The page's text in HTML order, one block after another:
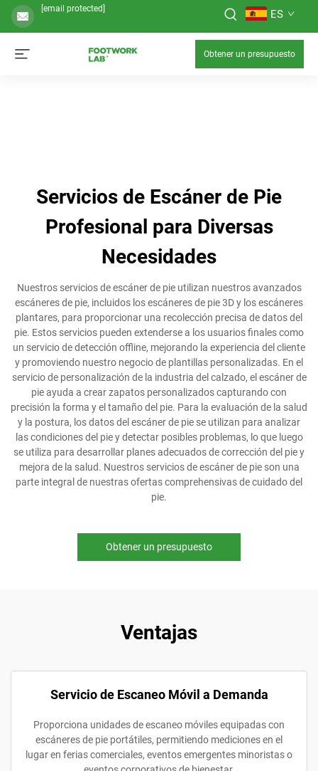
[email protected] ES
Obtener un presupuesto
Servicios de Escáner de Pie
Profesional para Diversas
Necesidades
Nuestros servicios de escáner de pie utilizan nuestros avanzados
escáneres de pie, incluidos los escáneres de pie 3D y los escáneres
plantares, para proporcionar una recolección precisa de datos del
pie. Estos servicios pueden extenderse a los usuarios finales como
un servicio de detección offline, mejorando la experiencia del cliente
y promoviendo nuestro negocio de plantillas personalizadas. En el
servicio de personalización de la industria del calzado, el escáner de
pie ayuda a crear zapatos personalizados capturando con
precisión la forma y el tamaño del pie. Para la evaluación de la salud
y la postura, los datos del escáner de pie se utilizan para analizar
las condiciones del pie y detectar posibles problemas, lo que luego
se utiliza para desarrollar planes adecuados de corrección del pie y
mejora de la salud. Nuestros servicios de escáner de pie son una
parte integral de nuestras ofertas comprehensivas de cuidado del
pie.
Obtener un presupuesto
Ventajas
Servicio de Escaneo Móvil a Demanda
Proporciona unidades de escaneo móviles equipadas con
escáneres de pie portátiles, permitiendo mediciones en el
lugar en ferias comerciales, eventos emergentes minoristas o